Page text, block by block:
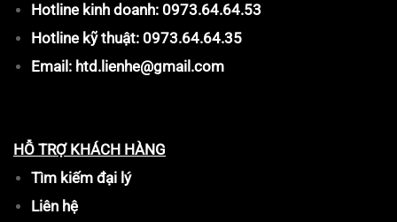
Hotline kinh doanh: 0973.64.64.53
Hotline kỹ thuật: 0973.64.64.35
Email: htd.lienhe@gmail.com
HỖ TRỢ KHÁCH HÀNG
Tìm kiếm đại lý
Liên hệ